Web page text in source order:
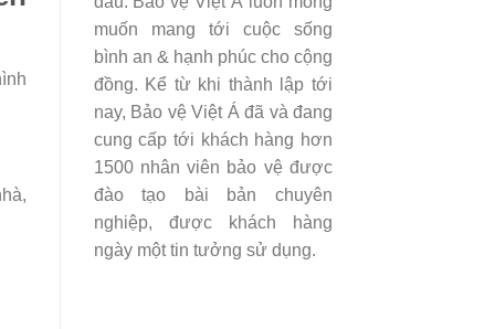
muốn mang tới cuộc sống
bình an & hạnh phúc cho cộng
đồng. Kể từ khi thành lập tới
nay, Bảo vệ Việt Á đã và đang
cung cấp tới khách hàng hơn
1500 nhân viên bảo vệ được
đào tạo bài bản chuyên
nghiệp, được khách hàng
ngày một tin tưởng sử dụng.